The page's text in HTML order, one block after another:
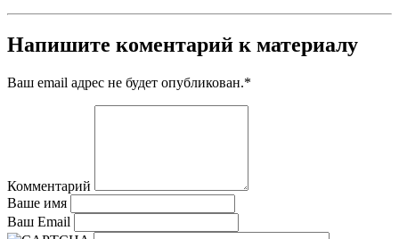
Напишите коментарий к материалу
Ваш email адрес не будет опубликован.*
Комментарий
Ваше имя
Ваш Email